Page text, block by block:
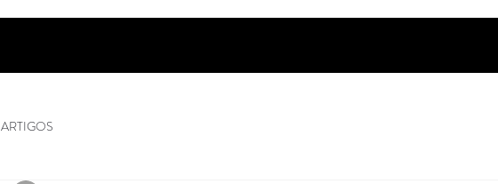
ARTIGOS